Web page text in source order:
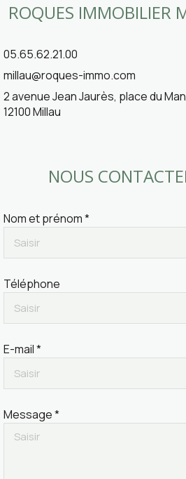
ROQUES IMMOBILIER
05.65.62.21.00
millau@roques-immo.com
2 avenue Jean Jaurès, place du
12100 Millau
NOUS
Nom et prénom *
Téléphone
E-mail *
Message *